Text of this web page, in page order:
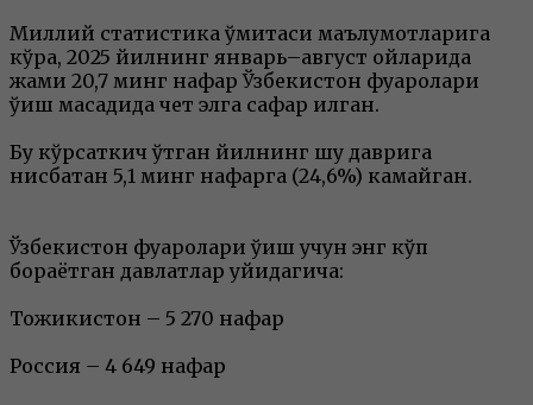
Миллий статистика қўмитаси маълумотларига
кўра, 2025 йилнинг январь–август ойларида
жами 20,7 минг нафар Ўзбекистон фуқаролари
ўқиш мақсадида чет элга сафар қилган.
Бу кўрсаткич ўтган йилнинг шу даврига
нисбатан 5,1 минг нафарга (24,6%) камайган.
Ўзбекистон фуқаролари ўқиш учун энг кўп
бораётган давлатлар қуйидагича:
Тожикистон – 5 270 нафар
Россия – 4 649 нафар